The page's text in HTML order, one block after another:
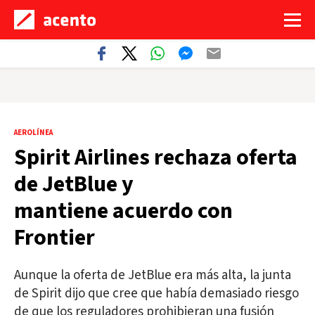
AEROLÍNEA
Spirit Airlines rechaza oferta
de JetBlue y
mantiene acuerdo con
Frontier
Aunque la oferta de JetBlue era más alta, la junta
de Spirit dijo que cree que había demasiado riesgo